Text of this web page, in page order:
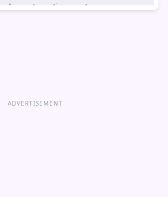
automaticamente.
ADVERTISEMENT